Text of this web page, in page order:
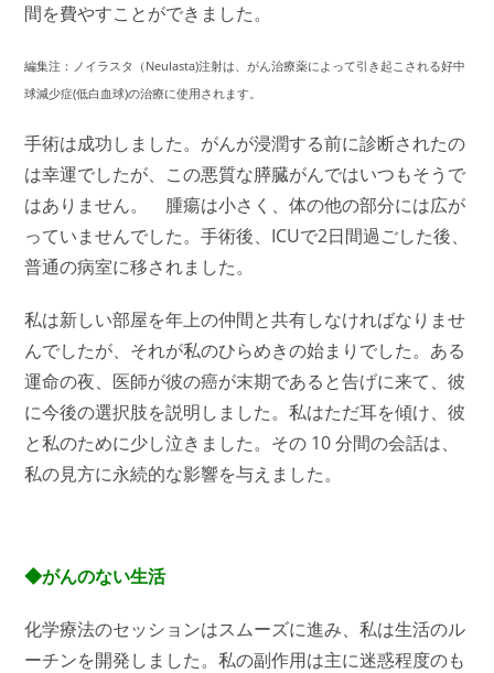
間を費やすことができました。
編集注：ノイラスタ（Neulasta)注射は、がん治療薬によって引き起こされる好中
球減少症(低白血球)の治療に使用されます。
手術は成功しました。がんが浸潤する前に診断されたの
は幸運でしたが、この悪質な膵臓がんではいつもそうで
はありません。 腫瘍は小さく、体の他の部分には広が
っていませんでした。手術後、ICUで2日間過ごした後、
普通の病室に移されました。
私は新しい部屋を年上の仲間と共有しなければなりませ
んでしたが、それが私のひらめきの始まりでした。ある
運命の夜、医師が彼の癌が末期であると告げに来て、彼
に今後の選択肢を説明しました。私はただ耳を傾け、彼
と私のために少し泣きました。その 10 分間の会話は、
私の見方に永続的な影響を与えました。
◆がんのない生活
化学療法のセッションはスムーズに進み、私は生活のル
ーチンを開発しました。私の副作用は主に迷惑程度のも